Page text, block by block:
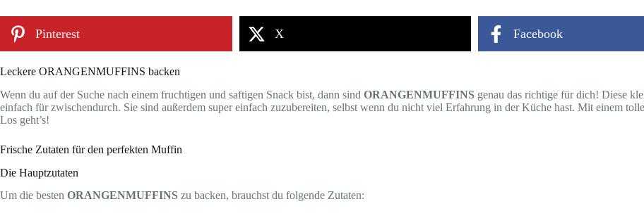
Pinterest X Facebook
Leckere ORANGENMUFFINS backen
Wenn du auf der Suche nach einem fruchtigen und saftigen Snack bist, dann sind ORANGENMUFFINS genau das richtige für dich! Diese
einfach für zwischendurch. Sie sind außerdem super einfach zuzubereiten, selbst wenn du nicht viel Erfahrung in der Küche hast. Mit einem
Los geht’s!
Frische Zutaten für den perfekten Muffin
Die Hauptzutaten
Um die besten ORANGENMUFFINS zu backen, brauchst du folgende Zutaten: